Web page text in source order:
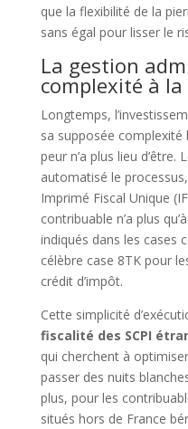
que la flexibilité de la
sans égal pour lisser le
La gestion
complexité à
Longtemps,
sa supposée complexité
peur n’a plus lieu
automatisé le
Imprimé Fiscal Unique
contribuable n’a plus
indiqués dans les cases
célèbre case 8TK pour
crédit d’impôt.
Cette simplicité
fiscalité des SCPI
qui cherchent à
passer des nuits
plus, pour les
situés hors de France